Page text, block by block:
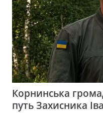
Корнинська
путь Захисника